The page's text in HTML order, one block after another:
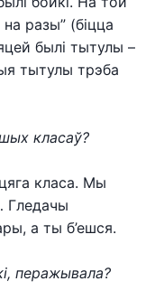
разы” (біцца
былі тытулы –
тытулы трэба
класаў?
класа. Мы
Гледачы
а ты б’ешся.
перажывала?